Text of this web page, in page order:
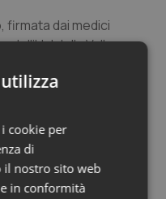
firmata dai medici
della Valle
internazionale, con il
PECS II block for
E., et al. Reg Anesth
cookie per
di
il nostro sito web
in conformità